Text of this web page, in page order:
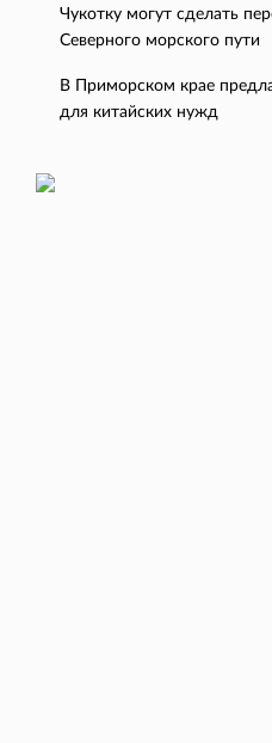
Чукотку могут сделать
Северного морского пути
В Приморском крае
для китайских нужд